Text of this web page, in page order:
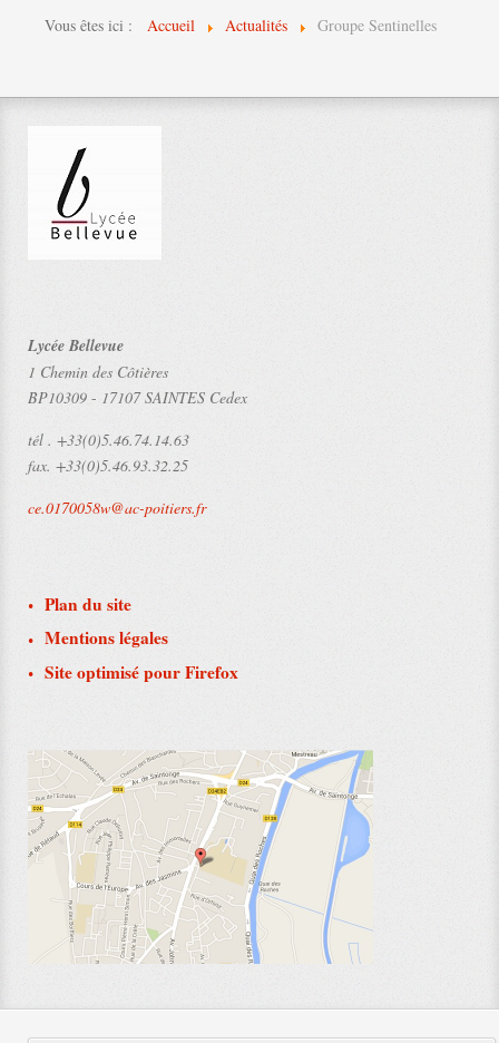
Vous êtes ici : Accueil Actualités Groupe Sentinelles
Lycée Bellevue
1 Chemin des Côtières
BP10309 - 17107 SAINTES Cedex
tél . +33(0)5.46.74.14.63
fax. +33(0)5.46.93.32.25
ce.0170058w@ac-poitiers.fr
Plan du site
Mentions légales
Site optimisé pour Firefox